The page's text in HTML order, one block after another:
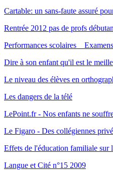
Cartable: un sans-faute assuré
Rentrée 2012 pas de profs
Performances scolaires _
Dire à son enfant qu'il est le
Le niveau des élèves en
Les dangers de la télé
LePoint.fr - Nos enfants ne
Le Figaro - Des collégiennes
Effets de l'éducation familiale sur
Langue et Cité n°15 2009